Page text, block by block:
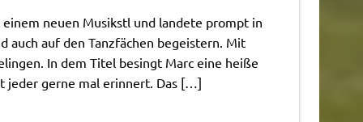
neuen Musikstl und landete prompt in
auch auf den Tanzfächen begeistern. Mit
In dem Titel besingt Marc eine heiße
jeder gerne mal erinnert. Das […]